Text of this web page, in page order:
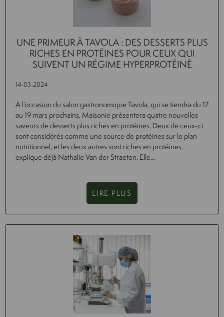
UNE PRIMEUR À TAVOLA : DES DESSERTS PLUS
RICHES EN PROTÉINES POUR CEUX QUI
SUIVENT UN RÉGIME HYPERPROTÉINÉ
14-03-2024
À l’occasion du salon gastronomique Tavola, qui se tiendra du 17
au 19 mars prochains, Maisonie présentera quatre nouvelles
saveurs de desserts plus riches en protéines. Deux de ceux-ci
sont considérés comme une source de protéines sur le plan
nutritionnel, et les deux autres sont riches en protéines,
explique déjà Nathalie Van der Straeten. Elle...
LIRE PLUS